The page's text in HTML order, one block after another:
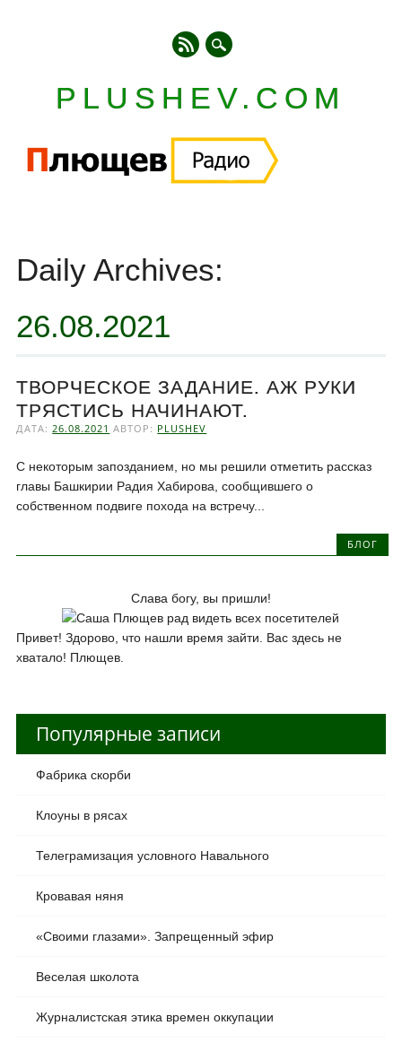
PLUSHEV.COM
content
Daily Archives:
26.08.2021
ТВОРЧЕСКОЕ ЗАДАНИЕ. АЖ РУКИ
ТРЯСТИСЬ НАЧИНАЮТ.
ДАТА:26.08.2021 АВТОР: PLUSHEV
С некоторым запозданием, но мы решили отметить рассказ
главы Башкирии Радия Хабирова, сообщившего о
собственном подвиге похода на встречу...
БЛОГ
Слава богу, вы пришли!
Привет! Здорово, что нашли время зайти. Вас здесь не
хватало! Плющев.
Популярные записи
Фабрика скорби
Клоуны в рясах
Телеграмизация условного Навального
Кровавая няня
«Своими глазами». Запрещенный эфир
Веселая школота
Журналистская этика времен оккупации